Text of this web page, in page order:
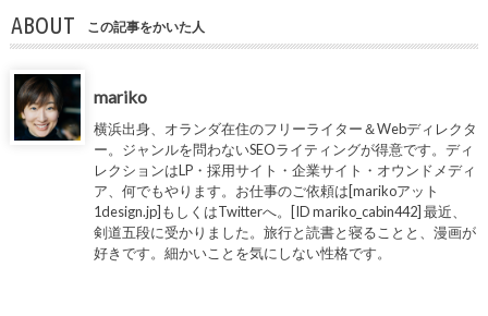
ABOUT この記事をかいた人
mariko
横浜出身、オランダ在住のフリーライター＆Webディレクタ
ー。ジャンルを問わないSEOライティングが得意です。ディ
レクションはLP・採用サイト・企業サイト・オウンドメディ
ア、何でもやります。お仕事のご依頼は[marikoアット
1design.jp]もしくはTwitterへ。[ID mariko_cabin442] 最近、
剣道五段に受かりました。旅行と読書と寝ることと、漫画が
好きです。細かいことを気にしない性格です。